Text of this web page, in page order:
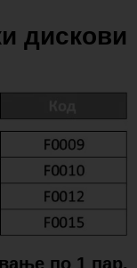
дискови
по 1 пар.